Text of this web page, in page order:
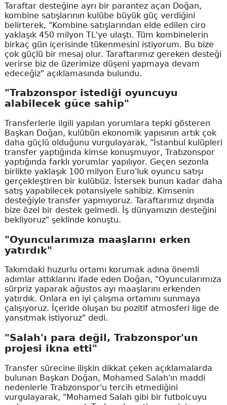
Taraftar desteğine ayrı bir parantez açan Doğan,
kombine satışlarının kulübe büyük güç verdiğini
belirterek, "Kombine satışlarından elde edilen ciro
yaklaşık 450 milyon TL'ye ulaştı. Tüm kombinelerin
birkaç gün içerisinde tükenmesini istiyorum. Bu bize
çok güçlü bir mesaj olur. Taraftarımız gereken desteği
verirse biz de üzerimize düşeni yapmaya devam
edeceğiz" açıklamasında bulundu.
"Trabzonspor istediği oyuncuyu
alabilecek güce sahip"
Transferlerle ilgili yapılan yorumlara tepki gösteren
Başkan Doğan, kulübün ekonomik yapısının artık çok
daha güçlü olduğunu vurgulayarak, "İstanbul kulüpleri
transfer yaptığında kimse konuşmuyor, Trabzonspor
yaptığında farklı yorumlar yapılıyor. Geçen sezonla
birlikte yaklaşık 100 milyon Euro'luk oyuncu satışı
gerçekleştiren bir kulübüz. İstersek bunun kadar daha
satış yapabilecek potansiyele sahibiz. Kimsenin
desteğiyle transfer yapmıyoruz. Taraftarımız dışında
bize özel bir destek gelmedi. İş dünyamızın desteğini
bekliyoruz" şeklinde konuştu.
"Oyuncularımıza maaşlarını erken
yatırdık"
Takımdaki huzurlu ortamı korumak adına önemli
adımlar attıklarını ifade eden Doğan, "Oyuncularımıza
sürpriz yaparak ağustos ayı maaşlarını erkenden
yatırdık. Onlara en iyi çalışma ortamını sunmaya
çalışıyoruz. İçeride oluşan bu pozitif atmosferi lige de
yansıtmak istiyoruz" dedi.
"Salah'ı para değil, Trabzonspor'un
projesi ikna etti"
Transfer sürecine ilişkin dikkat çeken açıklamalarda
bulunan Başkan Doğan, Mohamed Salah'ın maddi
nedenlerle Trabzonspor'u tercih etmediğini
vurgulayarak, "Mohamed Salah gibi bir futbolcuyu